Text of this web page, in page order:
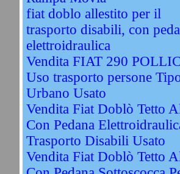
fiat doblo allestito per il
trasporto disabili, con
elettroidraulica
Vendita FIAT 290
Uso trasporto persone
Urbano Usato
Vendita Fiat Doblò Tetto
Con Pedana
Trasporto Disabili Usato
Vendita Fiat Doblò Tetto